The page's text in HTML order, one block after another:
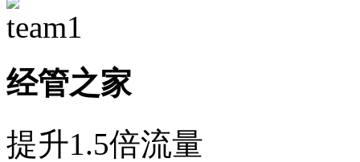
经管之家
提升1.5倍流量